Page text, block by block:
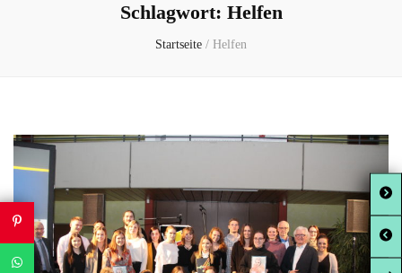
Schlagwort: Helfen
Startseite / Helfen